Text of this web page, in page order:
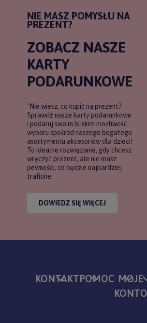
NIE MASZ POMYSŁU NA
PREZENT?
ZOBACZ NASZE
KARTY
PODARUNKOWE
"Nie wiesz, co kupić na prezent?
Sprawdź nasze karty podarunkowe
i podaruj swoim bliskim możliwość
wyboru spośród naszego bogatego
asortymentu akcesoriów dla dzieci!
To idealne rozwiązanie, gdy chcesz
wręczyć prezent, ale nie masz
pewności, co będzie najbardziej
trafione.
DOWIEDZ SIĘ WIĘCEJ
KONTAKTPOMOC MOJE
KONTO